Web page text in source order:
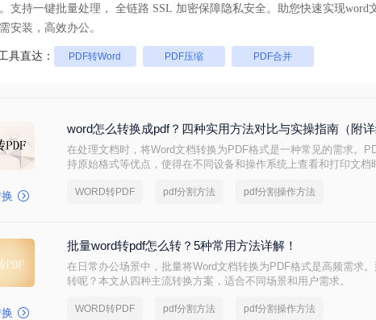
版不乱码。支持一键批量处理， 全链路 SSL 加密保障隐私安全。助您快速实现word
安装，高效办公。
具直达： PDF转Word PDF压缩 PDF合并
word怎么转换成pdf？四种实用方法对比与实操指南（附详
在处理文档时，将Word文档转换为PDF格式是一种常见的需求。
持原始格式等优点，使得在不同设备和操作系统上查看和打印文档
求。
WORD转PDF pdf分割方法 pdf分割操作方法
批量word转pdf怎么转？5种常用方法详解！
在日常办公场景中，批量将Word文档转换为PDF格式是高频需求
转呢？本文从四种主流转换方案，适合不同场景和用户需求。
WORD转PDF pdf分割方法 pdf分割操作方法